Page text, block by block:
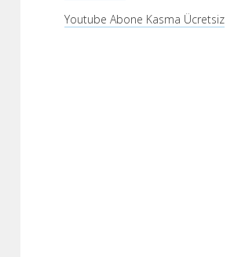
Youtube Abone Kasma Ücretsiz